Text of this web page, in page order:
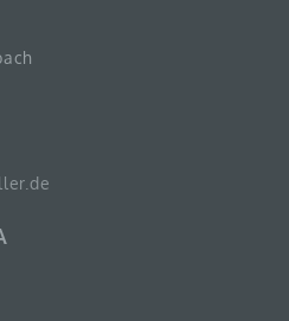
ausgeführte Vorgang oder
wie das Erheben, das
oder Veränderung, das
den Abgleich oder die